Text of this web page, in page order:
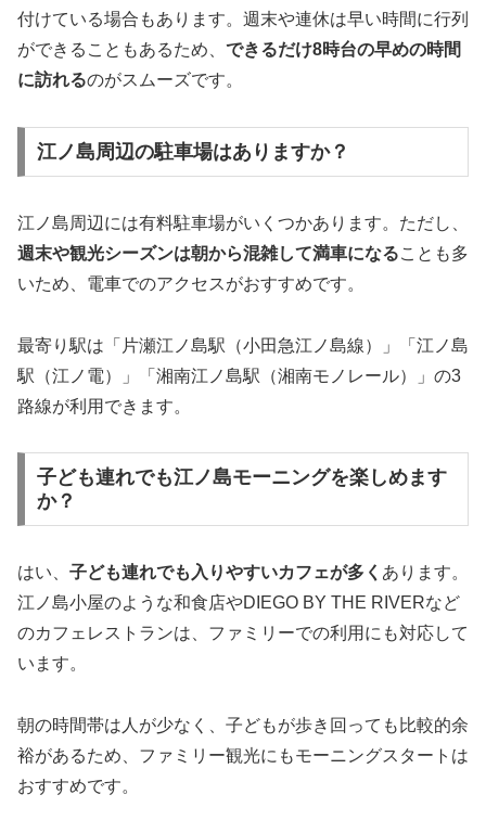
付けている場合もあります。週末や連休は早い時間に行列
ができることもあるため、 できるだけ8時台の早めの時間
に訪れるのがスムーズです。
江ノ島周辺の駐車場はありますか？
江ノ島周辺には有料駐車場がいくつかあります。ただし、
週末や観光シーズンは朝から混雑して満車になることも多
いため、電車でのアクセスがおすすめです。
最寄り駅は「片瀬江ノ島駅（小田急江ノ島線）」「江ノ島
駅（江ノ電）」「湘南江ノ島駅（湘南モノレール）」の3
路線が利用できます。
子ども連れでも江ノ島モーニングを楽しめます
か？
はい、 子ども連れでも入りやすいカフェが多く あります。
江ノ島小屋のような和食店やDIEGO BY THE RIVERなど
のカフェレストランは、ファミリーでの利用にも対応して
います。
朝の時間帯は人が少なく、子どもが歩き回っても比較的余
裕があるため、ファミリー観光にもモーニングスタートは
おすすめです。